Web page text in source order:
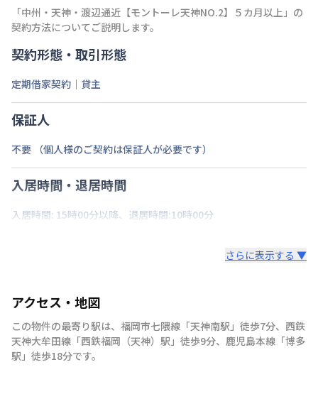
「中州・天神・渡辺通近【モントーレ天神NO.2】５カ月以上 」の
契約方法についてご説明します。
契約形態・取引形態
定期借家契約｜貸主
保証人
不要 （個人様のご契約は保証人が必要です）
入居時間・退居時間
入居時間: 15時00分以降、退居時間:10時00分
さらに表示する ▼
アクセス・地図
この物件の最寄り駅は、 福岡市七隈線 「天神南駅 」 徒歩7分、 西鉄
天神大牟田線 「西鉄福岡（天神）駅 」 徒歩9分、 鹿児島本線 「博多
駅 」 徒歩18分です。